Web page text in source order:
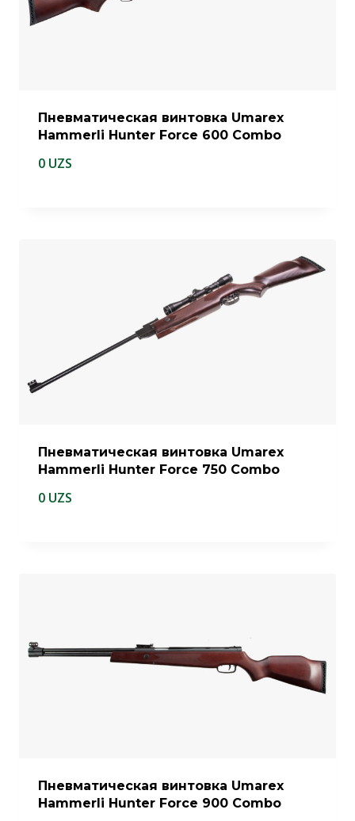
Пневматическая винтовка Umarex
Hammerli Hunter Force 600 Combo
0 UZS
Пневматическая винтовка Umarex
Hammerli Hunter Force 750 Combo
0 UZS
Пневматическая винтовка Umarex
Hammerli Hunter Force 900 Combo